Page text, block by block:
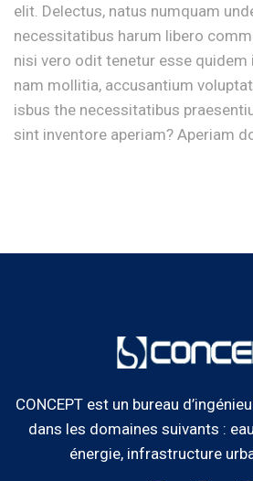
elit. Delectus, natus numquam
necessitatibus harum libero
nisi vero odit tenetur esse quidem
nam mollitia, accusantium
isbus the necessitatibus
sint inventore aperiam? Aperiam
CONCEPT est un bureau
dans les domaines suivants :
énergie, infrastructure